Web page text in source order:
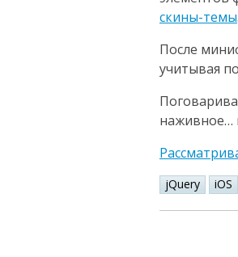
скины-темы.
После
учитывая
наживное…
jQuery iOS